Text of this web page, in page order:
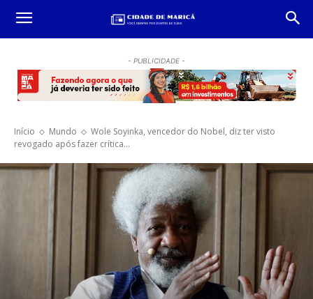
- PUBLICIDADE -
Início Mundo
Wole Soyinka, vencedor do Nobel, diz ter visto
revogado após fazer crítica...